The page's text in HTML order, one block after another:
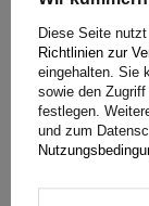
Frage stellen
Bewertungen
Diese Seite
Richtlinien zur
eingehalten. Sie
sowie den
festlegen.
und zum